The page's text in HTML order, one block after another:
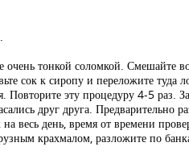
очень тонкой соломкой. Смешайте
сок к сиропу и переложите туда
эту процедуру 4-5 раз.
друг друга. Предварительно
весь день, время от времени
крахмалом, разложите по